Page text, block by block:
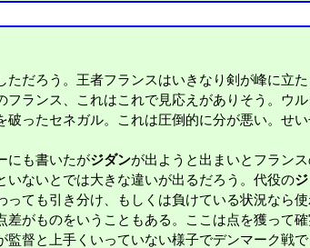
だろう。王者フランスはいきなり剣が峰に立
ランス、これはこれで見応えがありそう。ウ
ったセネガル。これは圧倒的に分が悪い。せ
にも書いたがジダンが出ようと出まいとフラン
ないとでは大きな違いが出るだろう。代役の
ても引き分け、もしくは負けている状況なら
がものをいうこともある。ここは点を獲って確
監督と上手くいっていない様子でデンマーク戦